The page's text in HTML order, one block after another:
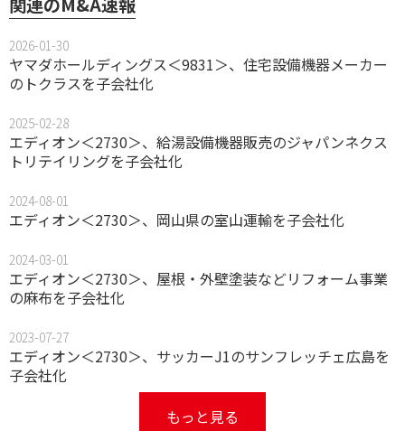
2026-01-30
ヤマダホールディングス＜9831＞、住宅設備機器メーカー
のトクラスを子会社化
2025-02-28
エディオン＜2730＞、給湯設備機器販売のジャパンネクス
トリテイリングを子会社化
2024-08-01
エディオン＜2730＞、岡山県の室山運輸を子会社化
2024-03-01
エディオン＜2730＞、屋根・外壁塗装などリフォーム事業
の麻布を子会社化
2023-07-27
エディオン＜2730＞、サッカーJ1のサンフレッチェ広島を
子会社化
もっと見る